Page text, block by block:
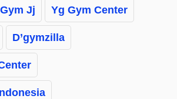
Jj Yg Gym Center
D’gymzilla